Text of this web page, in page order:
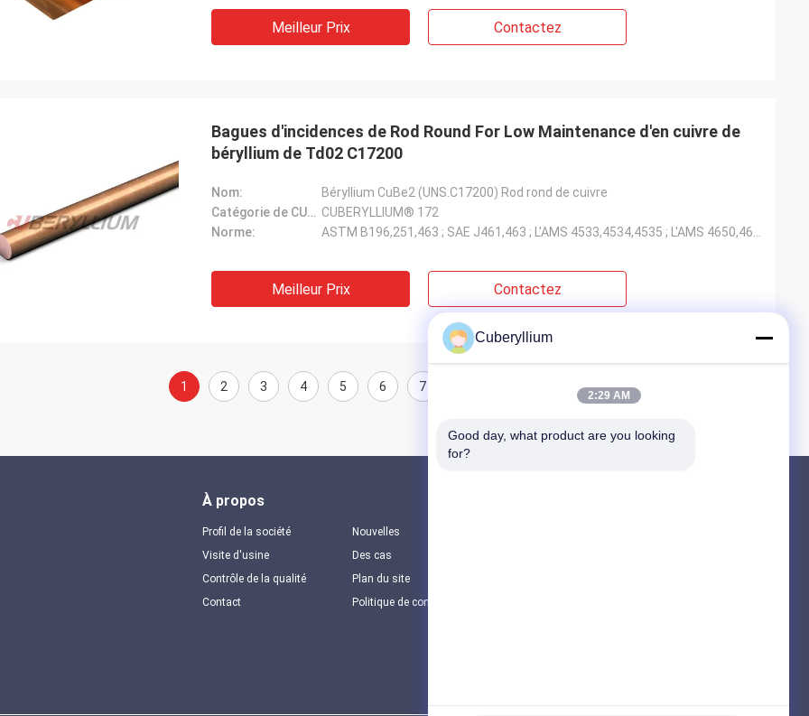
Meilleur Prix Contactez
Bagues d'incidences de Rod Round For Low Maintenance d'en cuivre de
béryllium de Td02 C17200
Nom:
Béryllium CuBe2 (UNS.C17200) Rod rond de cuivre
Catégorie de CUBERYLLIUM®: CUBERYLLIUM® 172
Norme:
Meilleur Prix Contactez
1 2 3 4 5 6 7
À propos
Profil de la société
Visite d'usine
Contrôle de la qualité
Contact
Nouvelles
Des cas
Plan du site
Politique de confidentialité
Cuberyllium
2:29 AM
Good day, what product are you looking
for?